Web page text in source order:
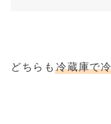
どちらも冷蔵庫で